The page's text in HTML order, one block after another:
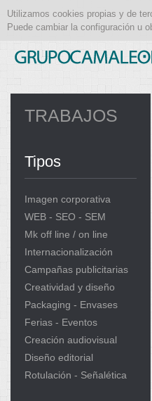
Utilizamos cookies propias y de
Puede cambiar la configuración u
TRABAJOS
Tipos
Imagen corporativa
WEB - SEO - SEM
Mk off line / on line
Internacionalización
Campañas publicitarias
Creatividad y diseño
Packaging - Envases
Ferias - Eventos
Creación audiovisual
Diseño editorial
Rotulación - Señalética